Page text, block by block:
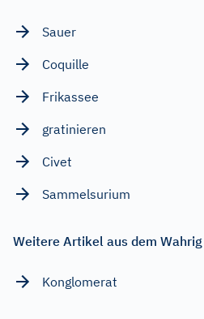
Sauer
Coquille
Frikassee
gratinieren
Civet
Sammelsurium
Weitere Artikel aus dem
Konglomerat